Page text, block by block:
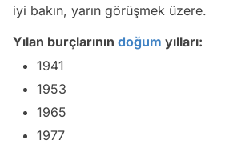
iyi bakın, yarın görüşmek üzere.
Yılan burçlarının doğum yılları:
1941
1953
1965
1977